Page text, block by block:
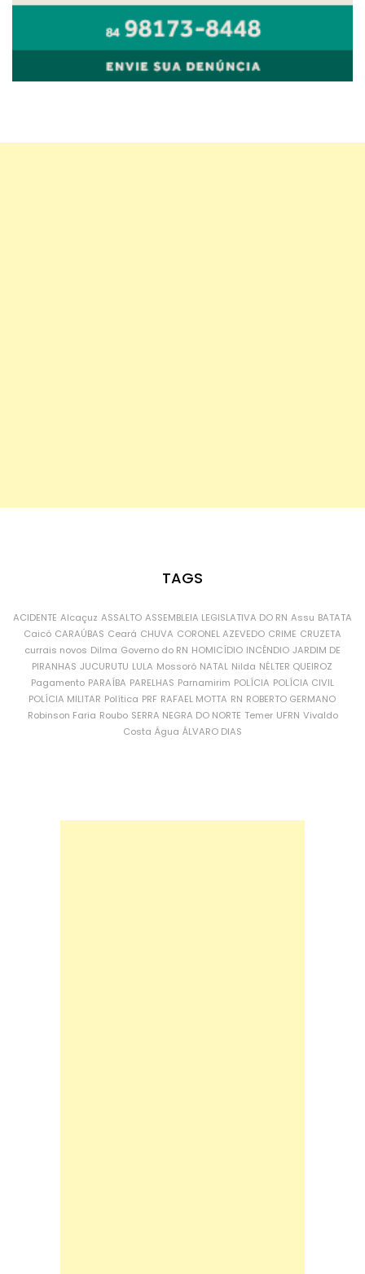
TAGS
ACIDENTE Alcaçuz ASSALTO ASSEMBLEIA LEGISLATIVA DO RN Assu BATATA
Caicó CARAÚBAS Ceará CHUVA CORONEL AZEVEDO CRIME CRUZETA
currais novos Dilma Governo do RN HOMICÍDIO INCÊNDIO JARDIM DE
PIRANHAS JUCURUTU LULA Mossoró NATAL Nilda NÉLTER QUEIROZ
Pagamento PARAÍBA PARELHAS Parnamirim POLÍCIA POLÍCIA CIVIL
POLÍCIA MILITAR Política PRF RAFAEL MOTTA RN ROBERTO GERMANO
Robinson Faria Roubo SERRA NEGRA DO NORTE Temer UFRN Vivaldo
Costa Água ÁLVARO DIAS